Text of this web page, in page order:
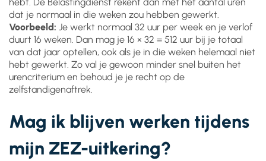
dat je normaal in die weken zou hebben gewerkt.
Voorbeeld: Je werkt normaal 32 uur per week en je verlof
duurt 16 weken. Dan mag je 16 × 32 = 512 uur bij je totaal
van dat jaar optellen, ook als je in die weken helemaal niet
hebt gewerkt. Zo val je gewoon minder snel buiten het
urencriterium en behoud je je recht op de
zelfstandigenaftrek.
Mag ik blijven werken tijdens
mijn ZEZ-uitkering?